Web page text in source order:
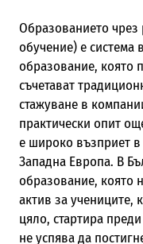
Образованието
обучение) е
образование, която
съчетават
стажуване в
практически опит
е широко възприет в
Западна Европа. В
образование, която
актив за учениците,
цяло, стартира
не успява да